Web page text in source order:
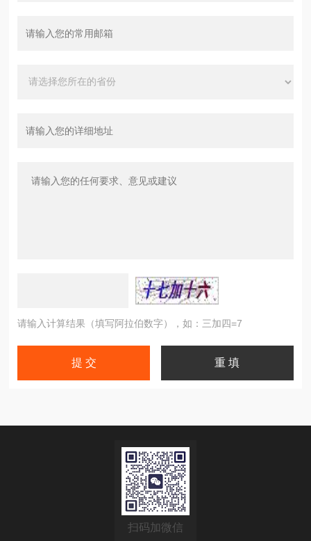
请输入计算结果（填写阿拉伯数字），如：三加四=7
扫码加微信